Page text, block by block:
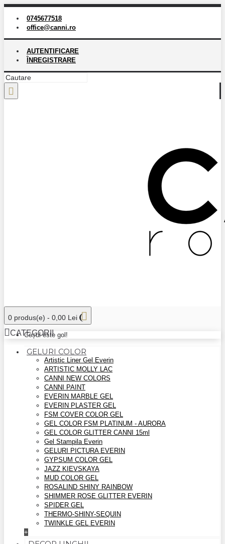
0745677518
office@canni.ro
AUTENTIFICARE
ÎNREGISTRARE
0 produs(e) - 0,00 Lei
Coșul este gol!
CATEGORII
GELURI COLOR
Artistic Liner Gel Everin
ARTISTIC MOLLY LAC
CANNI NEW COLORS
CANNI PAINT
EVERIN MARBLE GEL
EVERIN PLASTER GEL
FSM COVER COLOR GEL
GEL COLOR FSM PLATINUM - AURORA
GEL COLOR GLITTER CANNI 15ml
Gel Stampila Everin
GELURI PICTURA EVERIN
GYPSUM COLOR GEL
JAZZ KIEVSKAYA
MUD COLOR GEL
ROSALIND SHINY RAINBOW
SHIMMER ROSE GLITTER EVERIN
SPIDER GEL
THERMO-SHINY-SEQUIN
TWINKLE GEL EVERIN
+